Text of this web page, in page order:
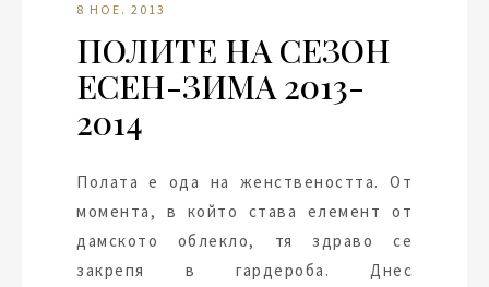
8 НОЕ. 2013
ПОЛИТЕ НА СЕЗОН
ЕСЕН-ЗИМА 2013-
2014
Полата е ода на женствеността. От
момента, в който става елемент от
дамското облекло, тя здраво се
закрепя в гардероба. Днес